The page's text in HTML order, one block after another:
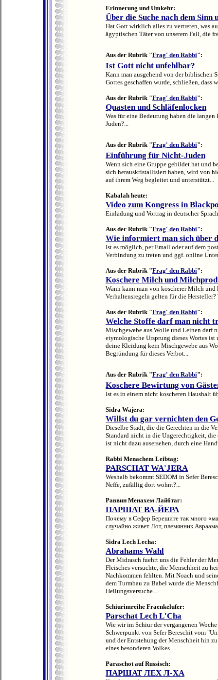
Erinnerung und Umkehr:
Über die Suche nach dem Sinn
Hat Gott wirklich alles zu vertreten, was
ägyptischen Täter von unserem Fall, die
Aus der Rubrik "Frag' den Rabbi":
Ist Gott nicht unfehlbar?
Kann man ausgehend von der biblischen
Gottes geschaffen wurde, schließen, dass
Aus der Rubrik "Frag' den Rabbi":
Quasten und Schläfenlocken
Was für eine Bedeutung haben die
Juden?...
Aus der Rubrik "Frag' den Rabbi":
Einführung für Nicht-Juden
Wenn sich eine Gruppe gebildet hat und
sich herauskristallisiert haben, wird von
auf ihrem Weg begleitet und unterstützt...
Kabalah heute:
Video zum Kongress in
Einladung und Vortrag in deutscher
Aus der Rubrik "Frag' den Rabbi":
Wie informiert man sich über
Ist es möglich, per Email oder auf dem
Verbindung zu treten und ggf. online
Aus der Rubrik "Frag' den Rabbi":
Koschere Milch und
Wann kann man von koscherer Milch
Verhaltensregeln gelten für die
Aus der Rubrik "Frag' den Rabbi":
Welche Stoffe darf man nicht
Mischgewebe aus Wolle und Leinen darf
etymologische Ursprung dieses Wortes
deine Kleidung kein Mischgewebe aus
Begründung für dieses Verbot...
Aus der Rubrik "Frag' den Rabbi":
Koschere Bewirtung von
Ist es in einem nicht koscheren Haushalt
Sidra Wajera:
Willst du gar vernichten den
Dieselbe Stadt, die die Gerechten in die
Standard nicht in die Ungerechtigkeit,
ist nicht dazu ausersehen, durch eine
Rabbi Menachem Leibtag:
PARSCHAT WA'JERA
Weshalb bekommt SEDOM in Sefer
Neffe, zufällig dort wohnt?...
Раввин Менахем Лайбтаг:
ПАРШАТ ВА-ЙЕРА
Почему в Сефер Берешите так много
случайно живет Лот, племянник
Sidra Lech Lecha:
Abrahams Wahl
Der Midrasch fuehrt uns die Fehler der
Fleisches versuchte, die Menschheit zu
Nachkommen fehlten. Mit Noach und
dem Turmbau zu Babel wurde die
Heilungsversuche...
Schiurimreihe Fraenkelufer:
Parschat Lech L'Cha
Wie wir im Schiur der vergangenen
Schwerpunkt von Sefer Bereschit vom
und der Entstehung der Menschheit hin
eines besonderen Volkes...
Paraschot auf Russisch:
ПАРШАТ ЛЕХ Л-ХА